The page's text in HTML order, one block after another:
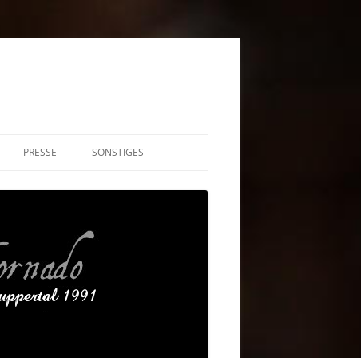
PRESSE SONSTIGES